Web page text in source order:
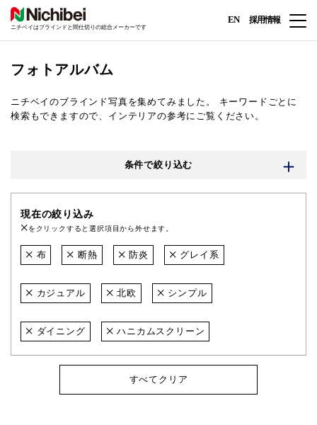
ニチベイはブラインドと間仕切りの総合メーカーです
EN 採用情報
フォトアルバム
ニチベイのブラインド写真を集めてみました。
キーワードごとに
検索もできますので、インテリアの参考にご覧ください。
条件で絞り込む
現在の絞り込み
をクリックすると選択項目から外せます。
布 断熱 防炎 グレイ系
カジュアル 北欧 シンプル
ダイニング ハニカムスクリーン
すべてクリア